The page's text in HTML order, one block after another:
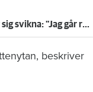
Hyresöverenskommelse fram till 2030 rivs upp – hyresgäster känner sig svikna: "Jag går redan på knäna"
beskriver